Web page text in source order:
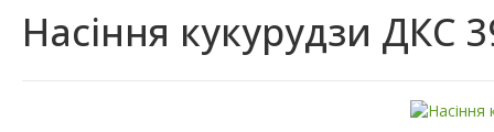
Насіння кукурудзи ДКС